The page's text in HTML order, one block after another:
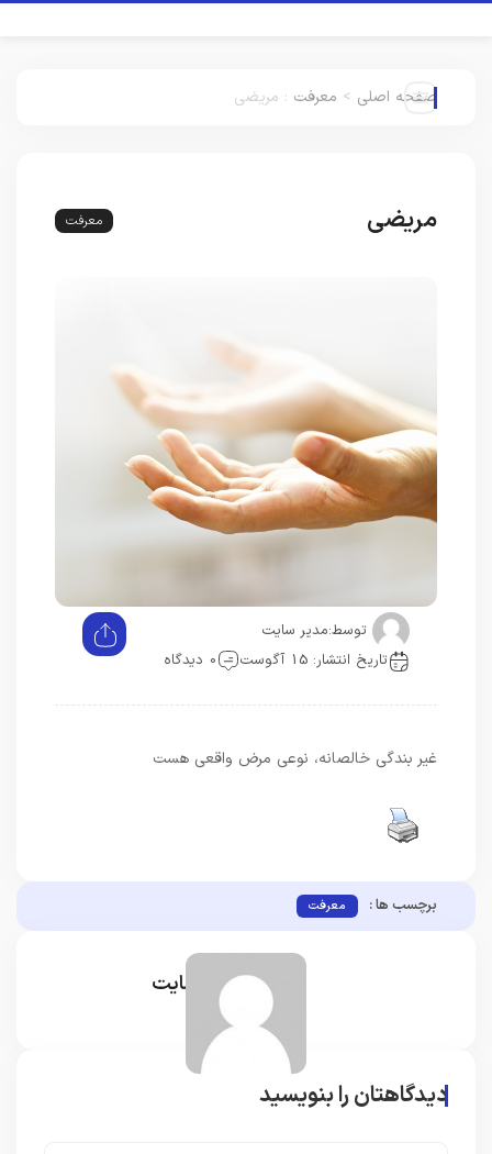
صفحه اصلی > معرفت : مریضی
مریضی معرفت
توسط:مدیر سایت
تاریخ انتشار: 15 آگوست
0 دیدگاه
غیر بندگی خالصانه، نوعی مرض واقعی هست
برچسب ها : معرفت
مدیر سایت
دیدگاهتان را بنویسید